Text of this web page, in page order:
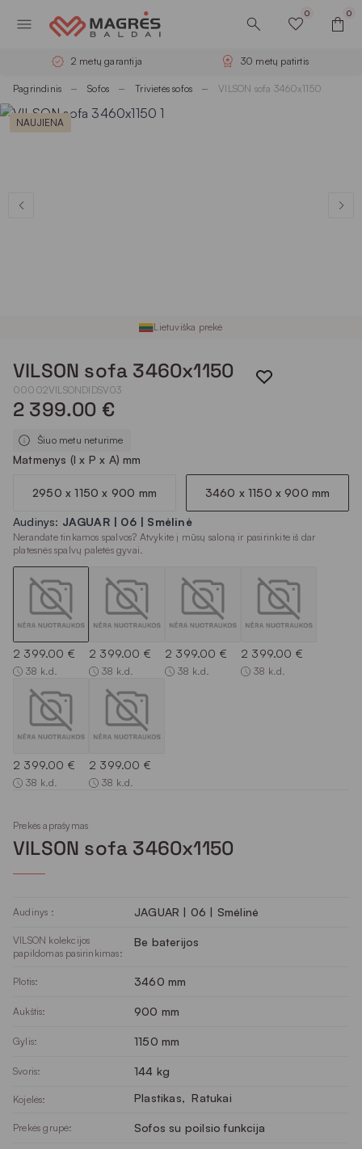
0 0
2 metų garantija 30 metų patirtis
Pagrindinis Sofos Trivietės sofos VILSON sofa 3460x1150
NAUJIENA
Lietuviška prekė
VILSON sofa 3460x1150
00002VILSONDIDSV03
2 399.00 €
Šiuo metu neturime
Matmenys (I x P x A) mm
2950 x 1150 x 900 mm 3460 x 1150 x 900 mm
Audinys: JAGUAR | 06 | Smėlinė
Nerandate tinkamos spalvos? Atvykite į mūsų saloną ir pasirinkite iš dar
platesnės spalvų paletės gyvai.
2 399.00 €
38 k.d.
2 399.00 €
38 k.d.
2 399.00 €
38 k.d.
2 399.00 €
38 k.d.
2 399.00 €
38 k.d.
2 399.00 €
38 k.d.
Prekės aprašymas
VILSON sofa 3460x1150
Audinys : JAGUAR | 06 | Smėlinė
VILSON kolekcijos
papildomas pasirinkimas:
Be baterijos
Plotis: 3460 mm
Aukštis: 900 mm
Gylis: 1150 mm
Svoris: 144 kg
Kojelės: Plastikas, Ratukai
Prekės grupė: Sofos su poilsio funkcija